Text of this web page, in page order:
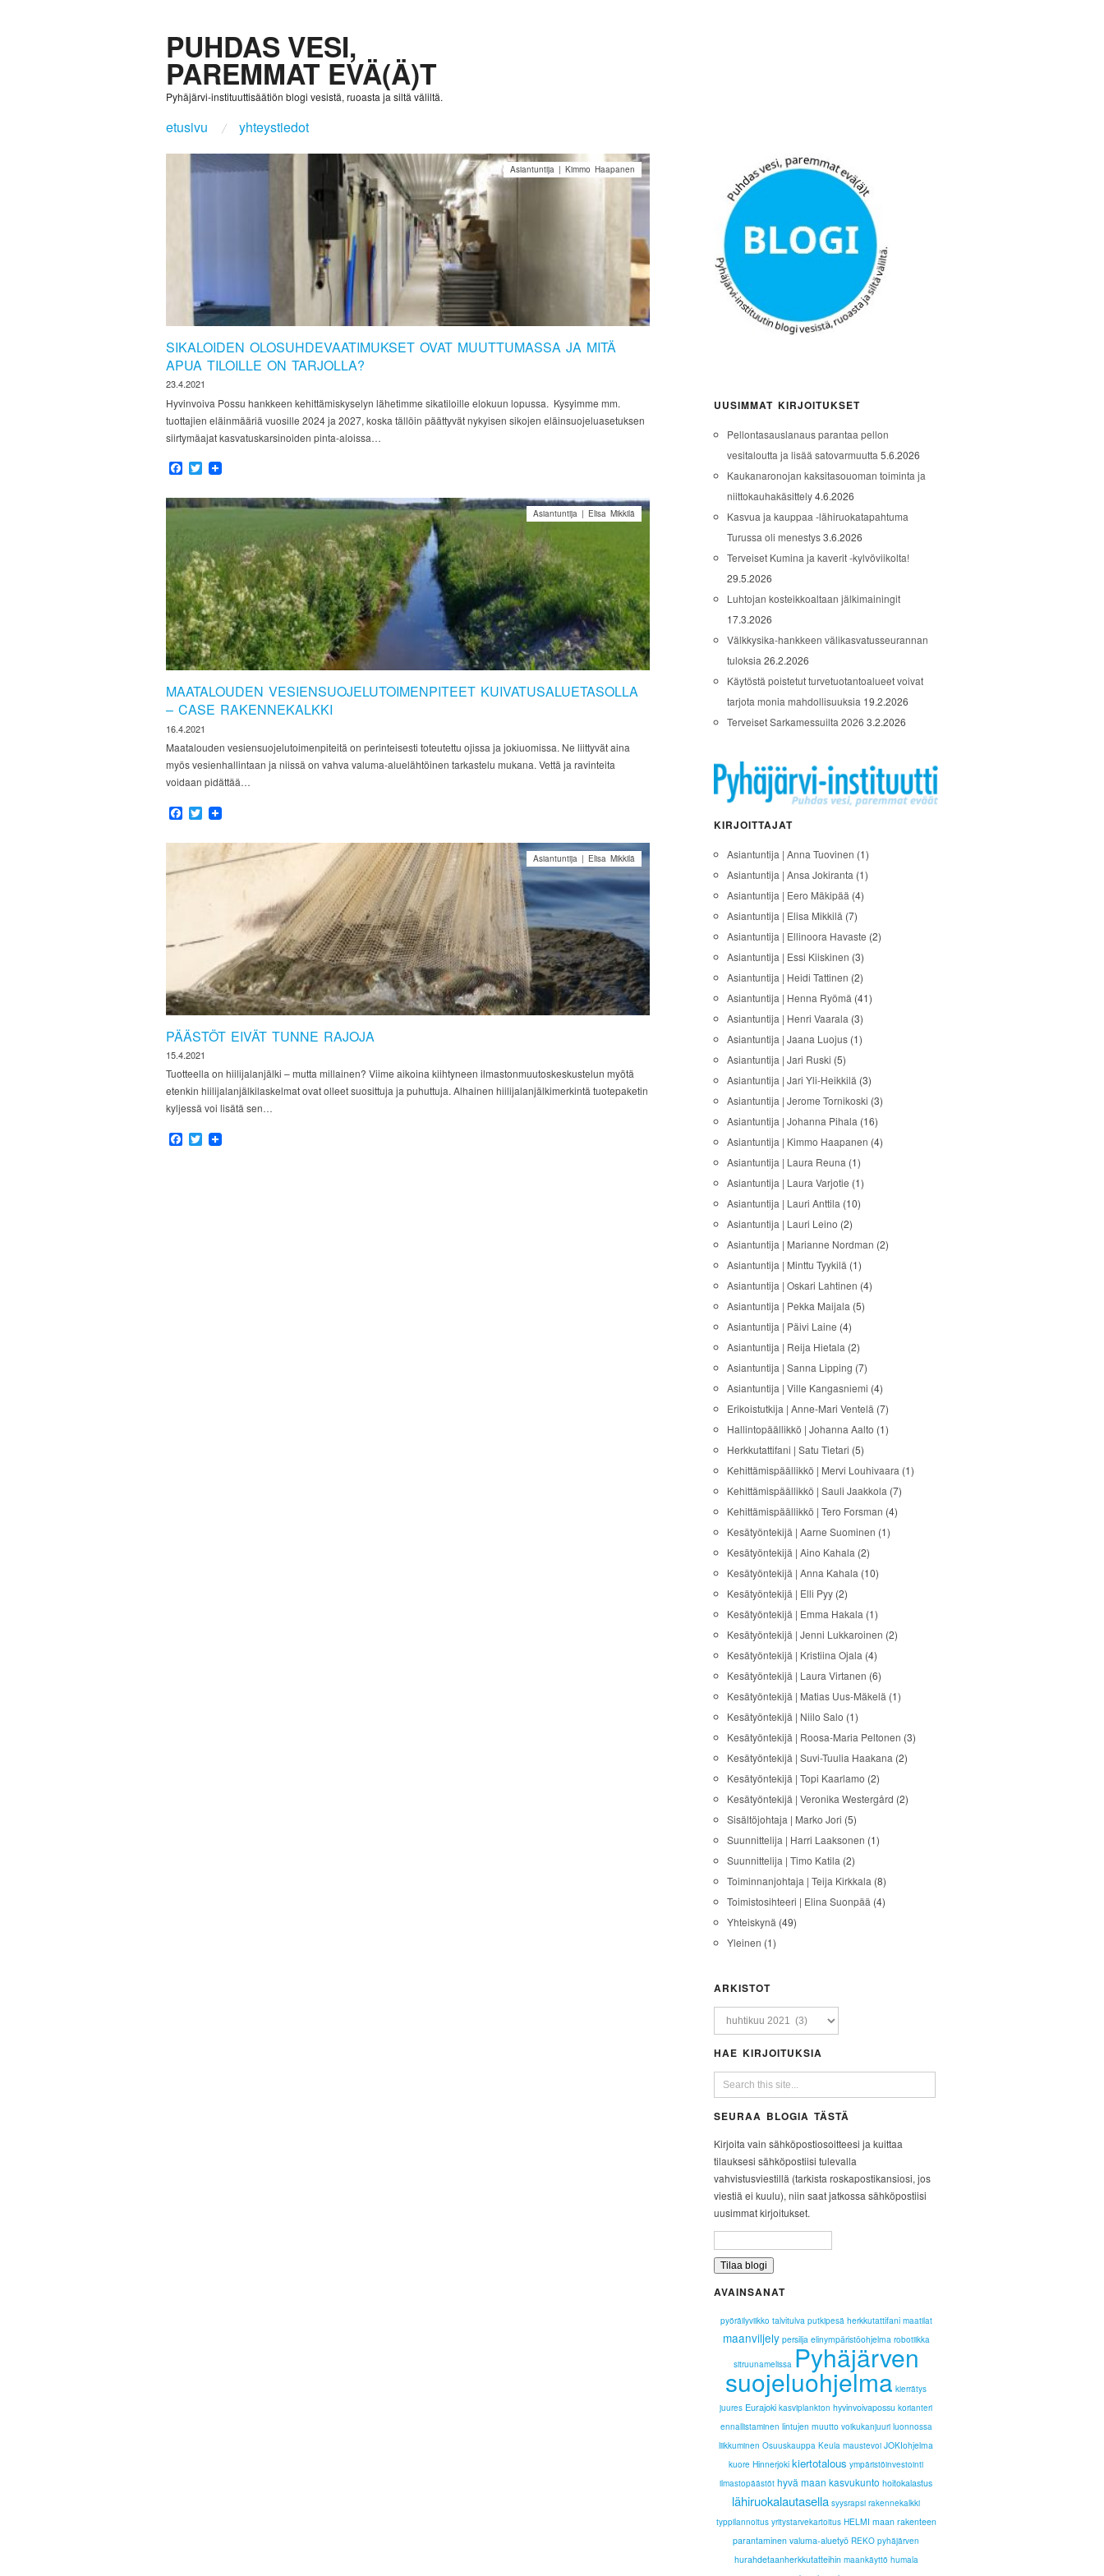
PUHDAS VESI,
PAREMMAT EVÄ(Ä)T
Pyhäjärvi-instituuttisäätiön blogi vesistä, ruoasta ja siltä väliltä.
etusivu yhteystiedot
SIKALOIDEN OLOSUHDEVAATIMUKSET OVAT MUUTTUMASSA JA MITÄ
APUA TILOILLE ON TARJOLLA?
23.4.2021
Asiantuntija | Kimmo Haapanen
Hyvinvoiva Possu hankkeen kehittämiskyselyn lähetimme sikatiloille elokuun lopussa. Kysyimme mm.
tuottajien eläinmääriä vuosille 2024 ja 2027, koska tällöin päättyvät nykyisen sikojen eläinsuojeluasetuksen
siirtymäajat kasvatuskarsinoiden pinta-aloissa…
Facebook
Twitter
MAATALOUDEN VESIENSUOJELUTOIMENPITEET KUIVATUSALUETASOLLA
– CASE RAKENNEKALKKI
16.4.2021
Asiantuntija | Elisa Mikkilä
Maatalouden vesiensuojelutoimenpiteitä on perinteisesti toteutettu ojissa ja jokiuomissa. Ne liittyvät aina
myös vesienhallintaan ja niissä on vahva valuma-aluelähtöinen tarkastelu mukana. Vettä ja ravinteita
voidaan pidättää…
Facebook
Twitter
PÄÄSTÖT EIVÄT TUNNE RAJOJA
15.4.2021
Asiantuntija | Elisa Mikkilä
Tuotteella on hiilijalanjälki – mutta millainen? Viime aikoina kiihtyneen ilmastonmuutoskeskustelun myötä
etenkin hiilijalanjälkilaskelmat ovat olleet suosittuja ja puhuttuja. Alhainen hiilijalanjälkimerkintä tuotepaketin
kyljessä voi lisätä sen…
Facebook
Twitter
UUSIMMAT KIRJOITUKSET
Pellontasauslanaus parantaa pellon
vesitaloutta ja lisää satovarmuutta 5.6.2026
Kaukanaronojan kaksitasouoman toiminta ja
niittokauhakäsittely 4.6.2026
Kasvua ja kauppaa -lähiruokatapahtuma
Turussa oli menestys 3.6.2026
Terveiset Kumina ja kaverit -kylvöviikolta!
29.5.2026
Luhtojan kosteikkoaltaan jälkimainingit
17.3.2026
Välkkysika-hankkeen välikasvatusseurannan
tuloksia 26.2.2026
Käytöstä poistetut turvetuotantoalueet voivat
tarjota monia mahdollisuuksia 19.2.2026
Terveiset Sarkamessuilta 2026 3.2.2026
KIRJOITTAJAT
Asiantuntija | Anna Tuovinen (1)
Asiantuntija | Ansa Jokiranta (1)
Asiantuntija | Eero Mäkipää (4)
Asiantuntija | Elisa Mikkilä (7)
Asiantuntija | Ellinoora Havaste (2)
Asiantuntija | Essi Kiiskinen (3)
Asiantuntija | Heidi Tattinen (2)
Asiantuntija | Henna Ryömä (41)
Asiantuntija | Henri Vaarala (3)
Asiantuntija | Jaana Luojus (1)
Asiantuntija | Jari Ruski (5)
Asiantuntija | Jari Yli-Heikkilä (3)
Asiantuntija | Jerome Tornikoski (3)
Asiantuntija | Johanna Pihala (16)
Asiantuntija | Kimmo Haapanen (4)
Asiantuntija | Laura Reuna (1)
Asiantuntija | Laura Varjotie (1)
Asiantuntija | Lauri Anttila (10)
Asiantuntija | Lauri Leino (2)
Asiantuntija | Marianne Nordman (2)
Asiantuntija | Minttu Tyykilä (1)
Asiantuntija | Oskari Lahtinen (4)
Asiantuntija | Pekka Maijala (5)
Asiantuntija | Päivi Laine (4)
Asiantuntija | Reija Hietala (2)
Asiantuntija | Sanna Lipping (7)
Asiantuntija | Ville Kangasniemi (4)
Erikoistutkija | Anne-Mari Ventelä (7)
Hallintopäällikkö | Johanna Aalto (1)
Herkkutattifani | Satu Tietari (5)
Kehittämispäällikkö | Mervi Louhivaara (1)
Kehittämispäällikkö | Sauli Jaakkola (7)
Kehittämispäällikkö | Tero Forsman (4)
Kesätyöntekijä | Aarne Suominen (1)
Kesätyöntekijä | Aino Kahala (2)
Kesätyöntekijä | Anna Kahala (10)
Kesätyöntekijä | Elli Pyy (2)
Kesätyöntekijä | Emma Hakala (1)
Kesätyöntekijä | Jenni Lukkaroinen (2)
Kesätyöntekijä | Kristiina Ojala (4)
Kesätyöntekijä | Laura Virtanen (6)
Kesätyöntekijä | Matias Uus-Mäkelä (1)
Kesätyöntekijä | Niilo Salo (1)
Kesätyöntekijä | Roosa-Maria Peltonen (3)
Kesätyöntekijä | Suvi-Tuulia Haakana (2)
Kesätyöntekijä | Topi Kaarlamo (2)
Kesätyöntekijä | Veronika Westergård (2)
Sisältöjohtaja | Marko Jori (5)
Suunnittelija | Harri Laaksonen (1)
Suunnittelija | Timo Katila (2)
Toiminnanjohtaja | Teija Kirkkala (8)
Toimistosihteeri | Elina Suonpää (4)
Yhteiskynä (49)
Yleinen (1)
ARKISTOT
HAE KIRJOITUKSIA
SEURAA BLOGIA TÄSTÄ
Kirjoita vain sähköpostiosoitteesi ja kuittaa
tilauksesi sähköpostiisi tulevalla
vahvistusviestillä (tarkista roskapostikansiosi, jos
viestiä ei kuulu), niin saat jatkossa sähköpostiisi
uusimmat kirjoitukset.
AVAINSANAT
pyöräilyviikko talvitulva putkipesä herkkutattifani maatilat
maanviljely persilja elinympäristöohjelma robotiikka
sitruunamelissa Pyhäjärven
suojeluohjelma kierrätys
juures Eurajoki kasviplankton hyvinvoivapossu korianteri
ennallistaminen lintujen muutto voikukanjuuri luonnossa
liikkuminen Osuuskauppa Keula maustevoi JOKIohjelma
kuore Hinnerjoki kiertotalous ympäristöinvestointi
ilmastopäästöt hyvä maan kasvukunto hoitokalastus
lähiruokalautasella syysrapsi rakennekalkki
typpilannoitus yritystarvekartoitus HELMI maan rakenteen
parantaminen valuma-aluetyö REKO pyhäjärven
hurahdetaanherkkutatteihin maankäyttö humala